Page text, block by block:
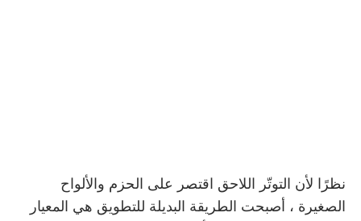
نظرًا لأن التوتّر اللاحق اقتصر على الحزم والألواح
الصغيرة ، أصبحت الطريقة البديلة للتطويق هي المعيار